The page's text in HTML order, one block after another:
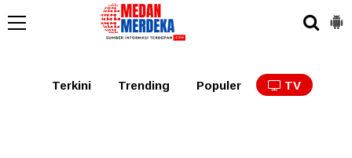
Tabagsel Tapanuli
Terkini Trending Populer TV